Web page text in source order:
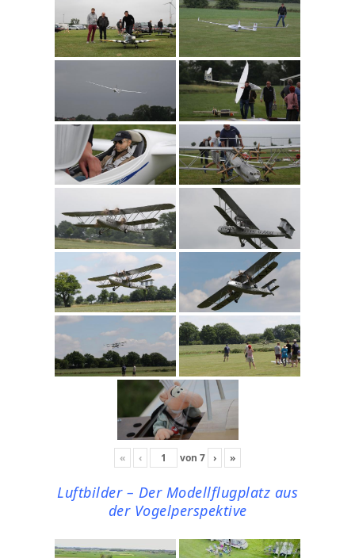
« ‹ von 7 › »
Luftbilder – Der Modellflugplatz aus
der Vogelperspektive